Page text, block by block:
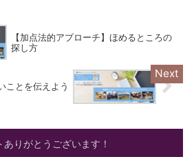
【加点法的アプローチ】ほめるところの
探し方
ことを伝えよう
ありがとうございます！